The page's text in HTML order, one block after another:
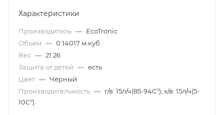
Характеристики
Производитель — EcoTronic
Объем — 0.14017 м.куб
Вес — 21.26
Защита от детей — есть
Цвет — Чёрный
Производительность — г/в: 15л/ч(85-94C°), х/в: 15л/ч(5-
10C°)